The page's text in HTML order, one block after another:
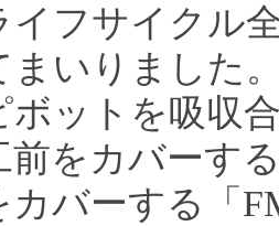
イフサイクル
まいりました
ボットを吸収
前をカバーす
カバーする「